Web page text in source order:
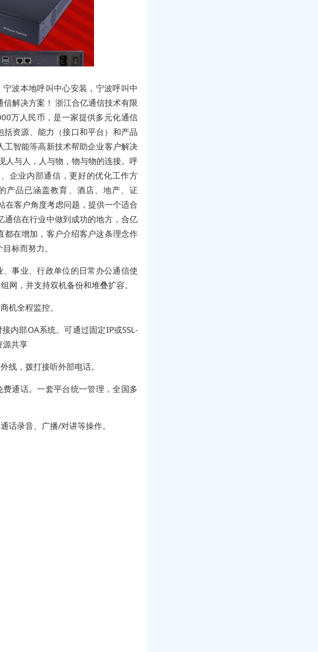
波本地呼叫中心安装，宁波呼叫中
解决方案！ 浙江合亿通信技术有限
万人民币，是一家提供多元化通信
资源、能力（接口和平台）和产品
智能等高新技术帮助企业客户解决
人与人，人与物，物与物的连接。呼
企业内部通信，更好的优化工作方
产品已涵盖教育、酒店、地产、证
在客户角度考虑问题，提供一个适合
信在行业中做到成功的地方，合亿
在增加，客户介绍客户这条理念作
标而努力。
事业、行政单位的日常办公通信使
网，并支持双机备份和堆叠扩容。
机全程监控。
内部OA系统。可通过固定IP或SSL-
源共享
线，拨打接听外部电话。
通话。一套平台统一管理，全国多
话录音、广播/对讲等操作。